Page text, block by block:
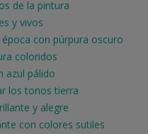
de la pintura
y vivos
con púrpura oscuro
coloridos
azul pálido
los tonos tierra
y alegre
con colores sutiles